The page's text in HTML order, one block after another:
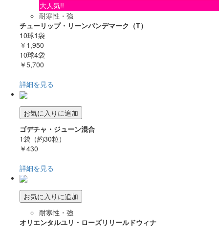
大人気!!
耐寒性・強
チューリップ・リーンバンデマーク（T）
10球1袋
￥1,950
10球4袋
￥5,700
詳細を見る
お気に入りに追加
ゴデチャ・ジューン混合
1袋（約30粒）
￥430
詳細を見る
お気に入りに追加
耐寒性・強
オリエンタルユリ・ローズリリールドウィナ